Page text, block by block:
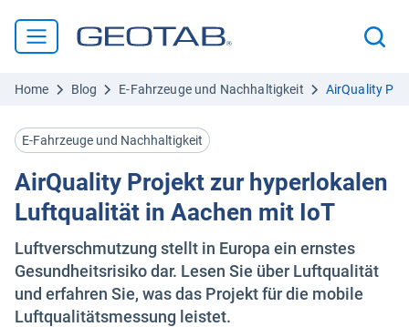
Home Blog E-Fahrzeuge und Nachhaltigkeit AirQuality
E-Fahrzeuge und Nachhaltigkeit
AirQuality Projekt zur hyperlokalen
Luftqualität in Aachen mit IoT
Luftverschmutzung stellt in Europa ein ernstes
Gesundheitsrisiko dar. Lesen Sie über Luftqualität
und erfahren Sie, was das Projekt für die mobile
Luftqualitätsmessung leistet.